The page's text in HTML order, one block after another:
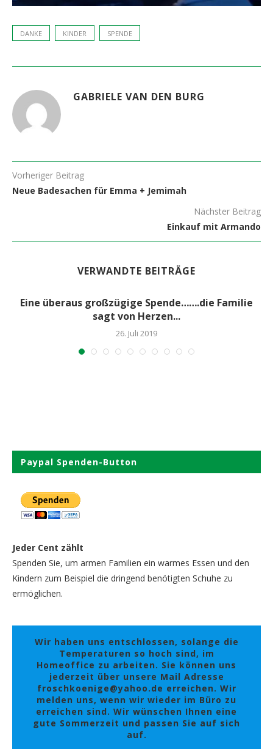
DANKE KINDER SPENDE
GABRIELE VAN DEN BURG
Vorheriger Beitrag
Neue Badesachen für Emma + Jemimah
Nächster Beitrag
Einkauf mit Armando
VERWANDTE BEITRÄGE
Eine überaus großzügige Spende…….die Familie
sagt von Herzen...
26. Juli 2019
Paypal Spenden-Button
Jeder Cent zählt
Spenden Sie, um armen Familien ein warmes Essen und den
Kindern zum Beispiel die dringend benötigten Schuhe zu
ermöglichen.
Wir haben uns entschlossen, solange die
Temperaturen so hoch sind, im
Homeoffice zu arbeiten. Sie können uns
jederzeit über unsere Mail Adresse
froschkoenige@yahoo.de erreichen. Wir
melden uns, wenn wir wieder im Büro zu
erreichen sind. Wir wünschen Ihnen eine
gute Sommerzeit und passen Sie auf sich
auf.